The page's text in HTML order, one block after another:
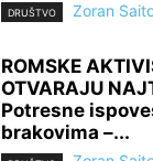
DRUŠTVO Zoran
ROMSKE
OTVARAJU
Potresne
brakovima –...